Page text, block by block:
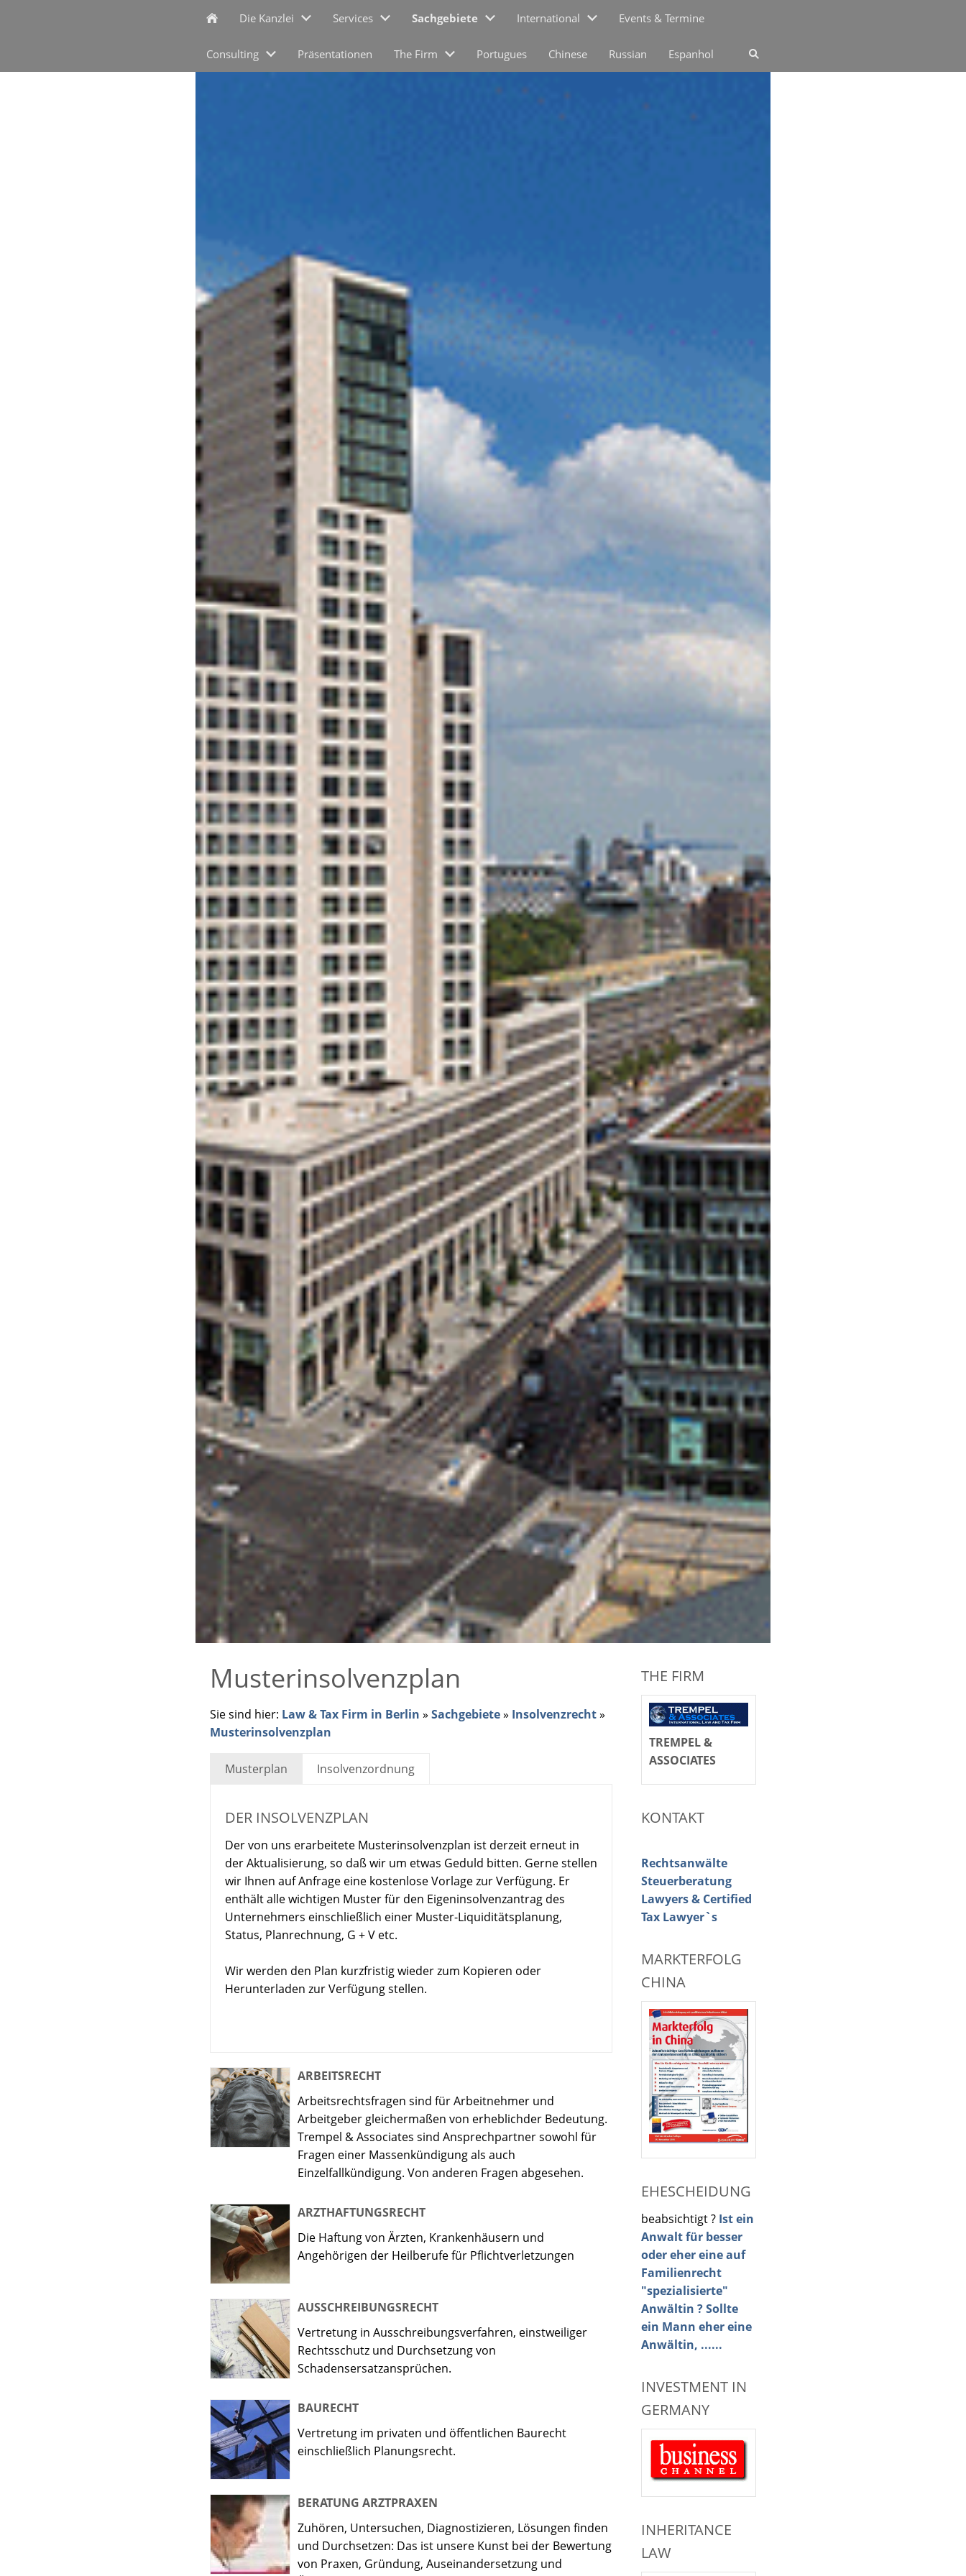
Die Kanzlei Services Sachgebiete International Events & Termine
Consulting Präsentationen The Firm Portugues Chinese Russian Espanhol
Musterinsolvenzplan
Sie sind hier: Law & Tax Firm in Berlin » Sachgebiete» Insolvenzrecht»
Musterinsolvenzplan
Musterplan Insolvenzordnung
DER INSOLVENZPLAN
Der von uns erarbeitete Musterinsolvenzplan ist derzeit erneut in
der Aktualisierung, so daß wir um etwas Geduld bitten. Gerne stellen
wir Ihnen auf Anfrage eine kostenlose Vorlage zur Verfügung. Er
enthält alle wichtigen Muster für den Eigeninsolvenzantrag des
Unternehmers einschließlich einer Muster-Liquiditätsplanung,
Status, Planrechnung, G + V etc.
Wir werden den Plan kurzfristig wieder zum Kopieren oder
Herunterladen zur Verfügung stellen.
ARBEITSRECHT
Arbeitsrechtsfragen sind für Arbeitnehmer und
Arbeitgeber gleichermaßen von erheblichder Bedeutung.
Trempel & Associates sind Ansprechpartner sowohl für
Fragen einer Massenkündigung als auch
Einzelfallkündigung. Von anderen Fragen abgesehen.
ARZTHAFTUNGSRECHT
Die Haftung von Ärzten, Krankenhäusern und
Angehörigen der Heilberufe für Pflichtverletzungen
AUSSCHREIBUNGSRECHT
Vertretung in Ausschreibungsverfahren, einstweiliger
Rechtsschutz und Durchsetzung von
Schadensersatzansprüchen.
BAURECHT
Vertretung im privaten und öffentlichen Baurecht
einschließlich Planungsrecht.
BERATUNG ARZTPRAXEN
Zuhören, Untersuchen, Diagnostizieren, Lösungen finden
und Durchsetzen: Das ist unsere Kunst bei der Bewertung
von Praxen, Gründung, Auseinandersetzung und
THE FIRM
TREMPEL &
ASSOCIATES
KONTAKT
Rechtsanwälte
Steuerberatung
Lawyers & Certified
Tax Lawyer`s
MARKTERFOLG
CHINA
EHESCHEIDUNG
beabsichtigt ? Ist ein
Anwalt für besser
oder eher eine auf
Familienrecht
"spezialisierte"
Anwältin ? Sollte
ein Mann eher eine
Anwältin, ......
INVESTMENT IN
GERMANY
INHERITANCE
LAW